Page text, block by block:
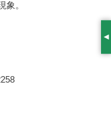
象。